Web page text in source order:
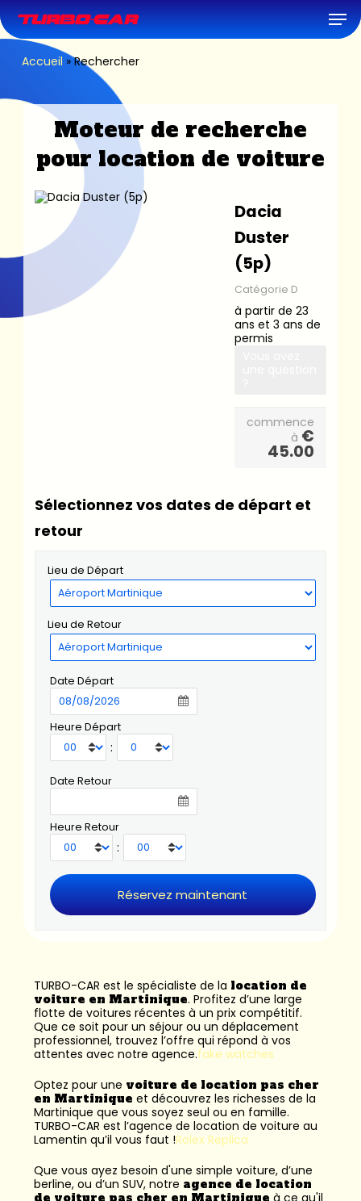
to
main
content
Accueil »Rechercher
Moteur de recherche
pour location de voiture
Dacia
Duster
(5p)
Catégorie D
à partir de 23
ans et 3 ans de
permis
commence
à €
45.00
Sélectionnez vos dates de départ et
retour
Lieu de Départ
Lieu de Retour
Date Départ
Heure Départ
:
Date Retour
Heure Retour
:
TURBO-CAR est le spécialiste de la location de
voiture en Martinique. Profitez d’une large
flotte de voitures récentes à un prix compétitif.
Que ce soit pour un séjour ou un déplacement
professionnel, trouvez l’offre qui répond à vos
attentes avec notre agence.fake watches
Optez pour une voiture de location pas cher
en Martinique et découvrez les richesses de la
Martinique que vous soyez seul ou en famille.
TURBO-CAR est l’agence de location de voiture au
Lamentin qu’il vous faut !Rolex Replica
Que vous ayez besoin d'une simple voiture, d’une
berline, ou d’un SUV, notre agence de location
de voiture pas cher en Martinique à ce qu'il